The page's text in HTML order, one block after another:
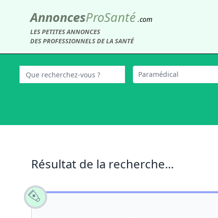
AnnoncesProSanté .com
LES PETITES ANNONCES
DES PROFESSIONNELS DE LA SANTÉ
Paramédical
Résultat de la recherche...